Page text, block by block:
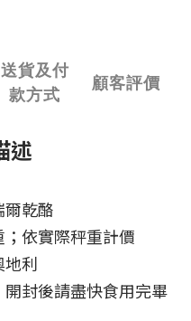
送貨及付
款方式
顧客評價
述
爾乾酪
依實際秤重計價
地利
封後請盡快食用完畢